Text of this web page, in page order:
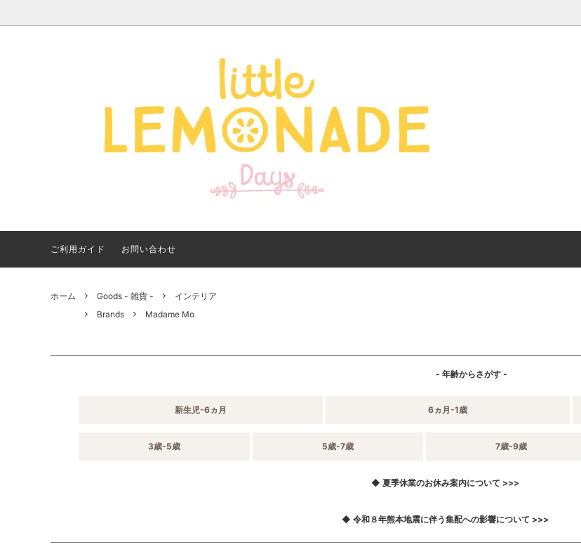
Apparel -アパレル- Goods - 雑貨 -
サイズで探す Brands
【夏アイテム特集】 2026
年最新！子ども用水着・浮
き輪 アイテム
【出産ギフト特集】 出産祝
いにおすすめのアイテムを
ご紹介
ご利用ガイド お問い合わせ
ホーム Goods - 雑貨 -
インテリア
Brands
Madame Mo
- 年齢からさがす -
新生児-6ヵ月 6ヵ月-1歳
3歳-5歳 5歳-7歳 7歳-9歳
◆ 夏季休業のお休み案内について >>>
◆ 令和８年熊本地震に伴う集配への影響について >>>